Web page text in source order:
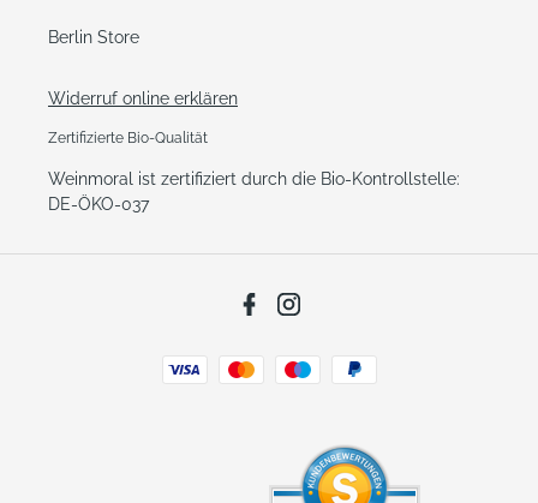
Berlin Store
Widerruf online erklären
Zertifizierte Bio-Qualität
Weinmoral ist zertifiziert durch die Bio-Kontrollstelle:
DE-ÖKO-037
Facebook
Zahlungsarten